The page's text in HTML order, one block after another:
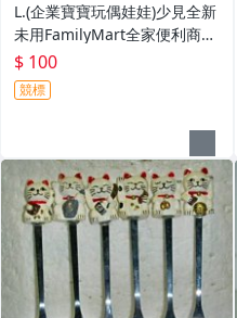
L.(企業寶寶玩偶娃娃)少見全新
未用FamilyMart全家便利商店
鐵質筆盒!--值得擁有!
$ 100
競標